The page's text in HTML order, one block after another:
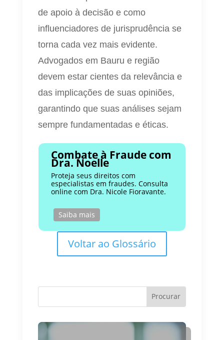
de apoio à decisão e como
influenciadores de jurisprudência se
torna cada vez mais evidente.
Advogados em Bauru e região
devem estar cientes da relevância e
das implicações de suas opiniões,
garantindo que suas análises sejam
sempre fundamentadas e éticas.
Combate à Fraude com
Dra. Noelle
Proteja seus direitos com
especialistas em fraudes. Consulta
online com Dra. Nicole Fioravante.
Saiba mais
Voltar ao Glossário